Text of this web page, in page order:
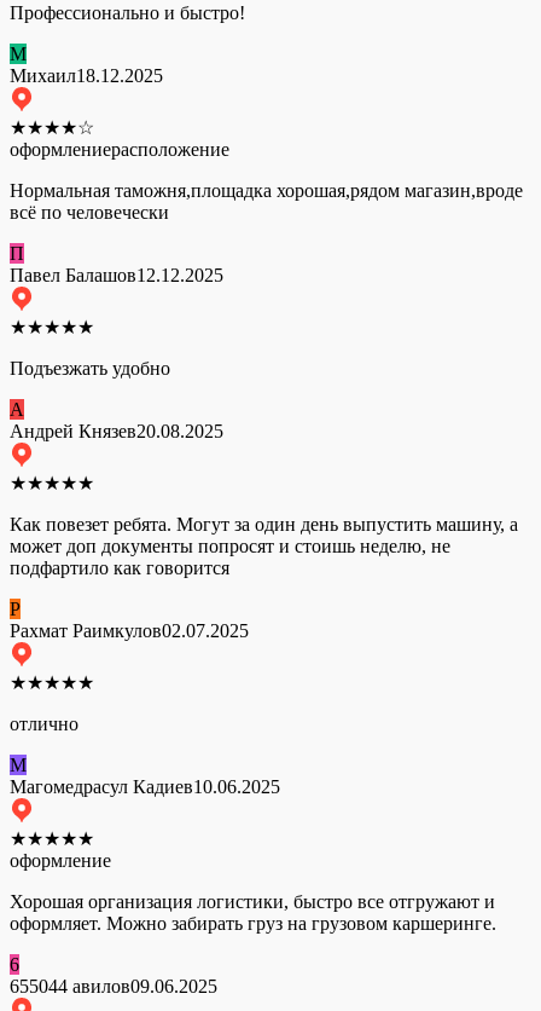
Профессионально и быстро!
М
Михаил18.12.2025
★★★★☆
оформлениерасположение
Нормальная таможня,площадка хорошая,рядом магазин,вроде
всё по человечески
П
Павел Балашов12.12.2025
★★★★★
Подъезжать удобно
А
Андрей Князев20.08.2025
★★★★★
Как повезет ребята. Могут за один день выпустить машину, а
может доп документы попросят и стоишь неделю, не
подфартило как говорится
Р
Рахмат Раимкулов02.07.2025
★★★★★
отлично
М
Магомедрасул Кадиев10.06.2025
★★★★★
оформление
Хорошая организация логистики, быстро все отгружают и
оформляет. Можно забирать груз на грузовом каршеринге.
6
655044 авилов09.06.2025